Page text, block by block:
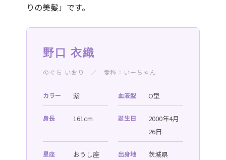
りの美髪」です。
野口 衣織
のぐち いおり ／ 愛称：いーちゃん
カラー 紫 血液型 O型
身長 161cm 誕生日
2000年4月
26日
星座 おうし座 出身地 茨城県